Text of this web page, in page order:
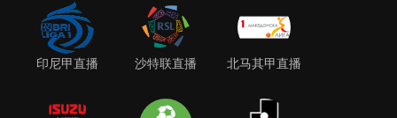
印尼甲直播 沙特联直播 北马其甲直播